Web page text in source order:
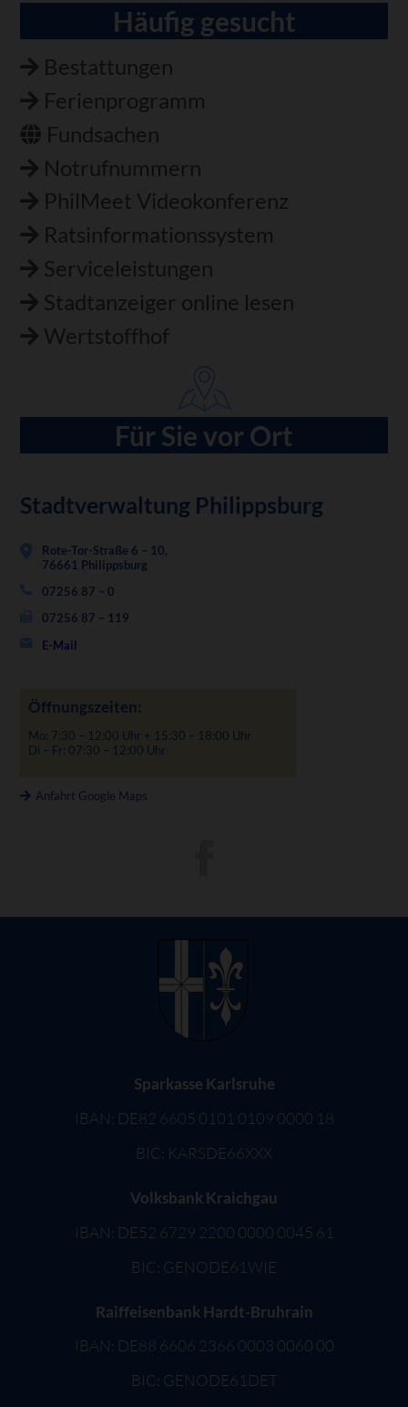
Häufig gesucht
Bestattungen
Ferienprogramm
Fundsachen
Notrufnummern
PhilMeet Videokonferenz
Ratsinformationssystem
Serviceleistungen
Stadtanzeiger online lesen
Wertstoffhof
Für Sie vor Ort
Stadtverwaltung Philippsburg
Rote-Tor-Straße 6 – 10,
76661 Philippsburg
07256 87 – 0
07256 87 – 119
E-Mail
Öffnungszeiten:
Mo: 7:30 – 12:00 Uhr + 15:30 – 18:00 Uhr
Di – Fr: 07:30 – 12:00 Uhr
Anfahrt Google Maps
Sparkasse Karlsruhe
IBAN: DE82 6605 0101 0109 0000 18
BIC: KARSDE66XXX
Volksbank Kraichgau
IBAN: DE52 6729 2200 0000 0045 61
BIC: GENODE61WIE
Raiffeisenbank Hardt-Bruhrain
IBAN: DE88 6606 2366 0003 0060 00
BIC: GENODE61DET